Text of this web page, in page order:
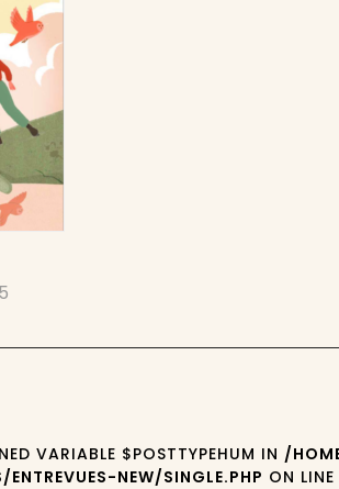
VARIABLE $POSTTYPEHUM IN /
ENTREVUES-NEW/SINGLE.PHP ON